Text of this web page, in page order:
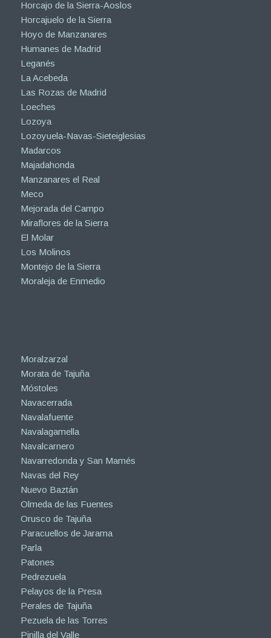
Horcajo de la Sierra-Aoslos
Horcajuelo de la Sierra
Hoyo de Manzanares
Humanes de Madrid
Leganés
La Acebeda
Las Rozas de Madrid
Loeches
Lozoya
Lozoyuela-Navas-Sieteiglesias
Madarcos
Majadahonda
Manzanares el Real
Meco
Mejorada del Campo
Miraflores de la Sierra
El Molar
Los Molinos
Montejo de la Sierra
Moraleja de Enmedio
Moralzarzal
Morata de Tajuña
Móstoles
Navacerrada
Navalafuente
Navalagamella
Navalcarnero
Navarredonda y San Mamés
Navas del Rey
Nuevo Baztán
Olmeda de las Fuentes
Orusco de Tajuña
Paracuellos de Jarama
Parla
Patones
Pedrezuela
Pelayos de la Presa
Perales de Tajuña
Pezuela de las Torres
Pinilla del Valle